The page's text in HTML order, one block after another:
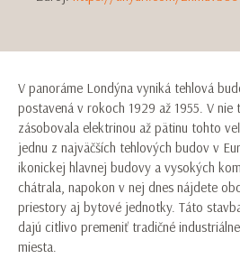
V panoráme Londýna vyniká tehlová
postavená v rokoch 1929 až 1955. V nie
zásobovala elektrinou až pätinu tohto
jednu z najväčších tehlových budov v
ikonickej hlavnej budovy a vysokých
chátrala, napokon v nej dnes nájdete
priestory aj bytové jednotky. Táto
dajú citlivo premeniť tradičné
miesta.